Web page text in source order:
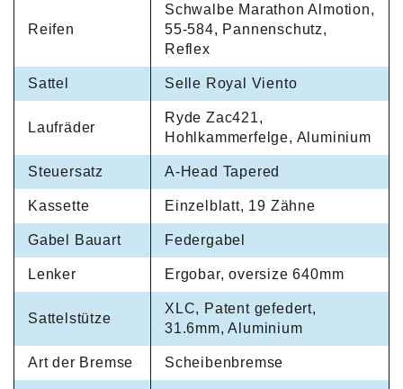
Reifen
Schwalbe Marathon Almotion,
55-584, Pannenschutz,
Reflex
Sattel Selle Royal Viento
Laufräder
Ryde Zac421,
Hohlkammerfelge, Aluminium
Steuersatz A-Head Tapered
Kassette Einzelblatt, 19 Zähne
Gabel Bauart Federgabel
Lenker Ergobar, oversize 640mm
Sattelstütze
XLC, Patent gefedert,
31.6mm, Aluminium
Art der Bremse Scheibenbremse